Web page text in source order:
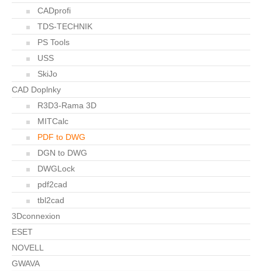
CADprofi
TDS-TECHNIK
PS Tools
USS
SkiJo
CAD Doplnky
R3D3-Rama 3D
MITCalc
PDF to DWG
DGN to DWG
DWGLock
pdf2cad
tbl2cad
3Dconnexion
ESET
NOVELL
GWAVA